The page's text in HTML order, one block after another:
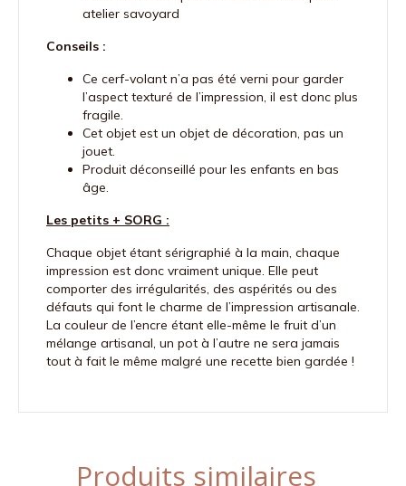
atelier savoyard
Conseils :
Ce cerf-volant n’a pas été verni pour garder
l’aspect texturé de l’impression, il est donc plus
fragile.
Cet objet est un objet de décoration, pas un
jouet.
Produit déconseillé pour les enfants en bas
âge.
Les petits + SORG :
Chaque objet étant sérigraphié à la main, chaque
impression est donc vraiment unique. Elle peut
comporter des irrégularités, des aspérités ou des
défauts qui font le charme de l’impression artisanale.
La couleur de l’encre étant elle-même le fruit d’un
mélange artisanal, un pot à l’autre ne sera jamais
tout à fait le même malgré une recette bien gardée !
Produits similaires